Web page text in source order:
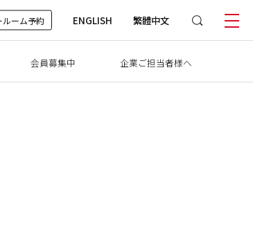
ルーム予約 ENGLISH 繁體中文
会員募集中 企業ご担当者様へ